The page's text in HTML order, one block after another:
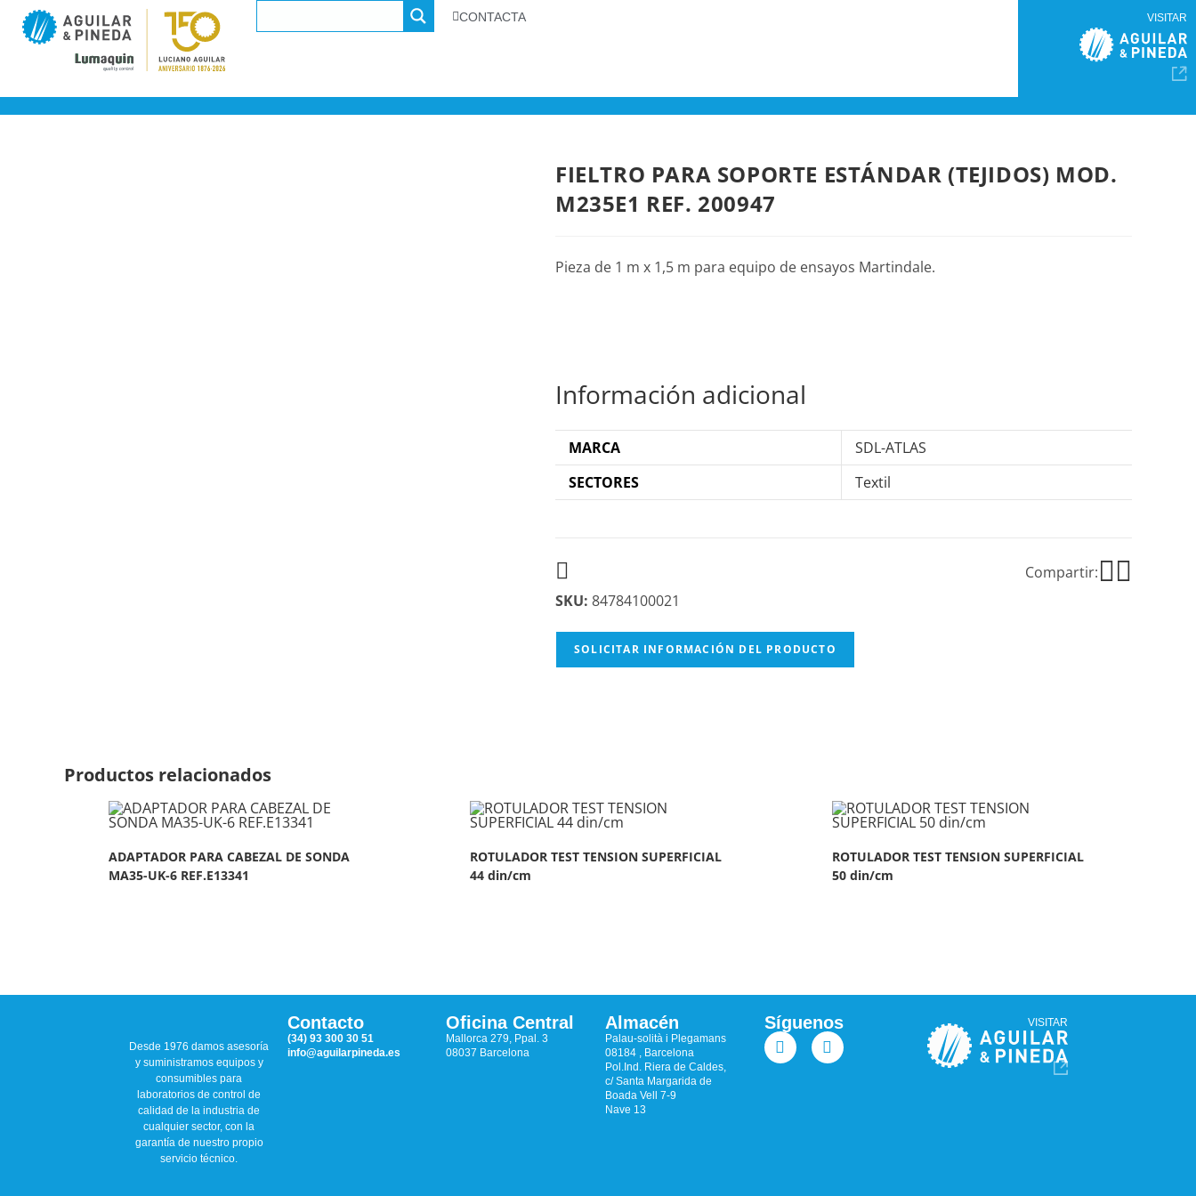
CONTACTA VISITAR
FIELTRO PARA SOPORTE ESTÁNDAR (TEJIDOS) MOD.
M235E1 REF. 200947
Pieza de 1 m x 1,5 m para equipo de ensayos Martindale.
Información adicional
MARCA
SDL-ATLAS
SECTORES
Textil
Compartir:
SKU: 84784100021
SOLICITAR INFORMACIÓN DEL PRODUCTO
Productos relacionados
ADAPTADOR PARA CABEZAL DE SONDA
MA35-UK-6 REF.E13341
ROTULADOR TEST TENSION SUPERFICIAL
44 din/cm
ROTULADOR TEST TENSION SUPERFICIAL
50 din/cm
Desde 1976 damos asesoría
y suministramos equipos y
consumibles para
laboratorios de control de
calidad de la industria de
cualquier sector, con la
garantía de nuestro propio
servicio técnico.
Contacto
(34) 93 300 30 51
info@aguilarpineda.es
Oficina Central
Mallorca 279, Ppal. 3
08037 Barcelona
Almacén
Palau-solità i Plegamans
08184 , Barcelona
Pol.Ind. Riera de Caldes,
c/ Santa Margarida de
Boada Vell 7-9
Nave 13
Síguenos VISITAR